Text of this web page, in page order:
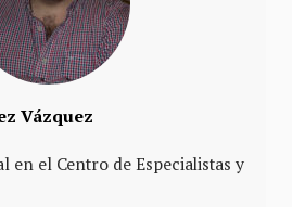
Vázquez
en el Centro de Especialistas y